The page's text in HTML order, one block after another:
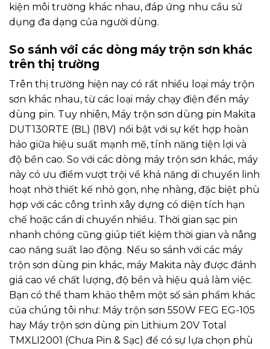
kiện môi trường khác nhau, đáp ứng nhu cầu sử
dụng đa dạng của người dùng.
So sánh với các dòng máy trộn sơn khác
trên thị trường
Trên thị trường hiện nay có rất nhiều loại máy trộn
sơn khác nhau, từ các loại máy chạy điện đến máy
dùng pin. Tuy nhiên, Máy trộn sơn dùng pin Makita
DUT130RTE (BL) (18V) nổi bật với sự kết hợp hoàn
hảo giữa hiệu suất mạnh mẽ, tính năng tiện lợi và
độ bền cao. So với các dòng máy trộn sơn khác, máy
này có ưu điểm vượt trội về khả năng di chuyển linh
hoạt nhờ thiết kế nhỏ gọn, nhẹ nhàng, đặc biệt phù
hợp với các công trình xây dựng có diện tích hạn
chế hoặc cần di chuyển nhiều. Thời gian sạc pin
nhanh chóng cũng giúp tiết kiệm thời gian và nâng
cao năng suất lao động. Nếu so sánh với các máy
trộn sơn dùng pin khác, máy Makita này được đánh
giá cao về chất lượng, độ bền và hiệu quả làm việc.
Bạn có thể tham khảo thêm một số sản phẩm khác
của chúng tôi như: Máy trộn sơn 550W FEG EG-105
hay Máy trộn sơn dùng pin Lithium 20V Total
TMXLI2001 (Chưa Pin & Sạc) để có sự lựa chọn phù